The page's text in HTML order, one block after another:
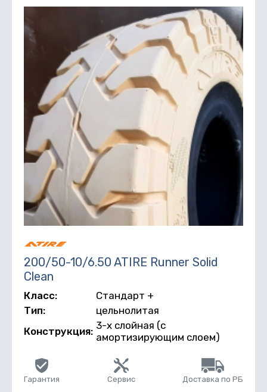
200/50-10/6.50 ATIRE Runner Solid
Clean
Класс:
Стандарт +
Тип:
цельнолитая
Конструкция: 3-х слойная (с
амортизирующим слоем)
Гарантия Сервис Доставка по РБ